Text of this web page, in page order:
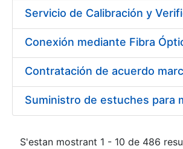
S'estan mostrant 1 - 10 de 486